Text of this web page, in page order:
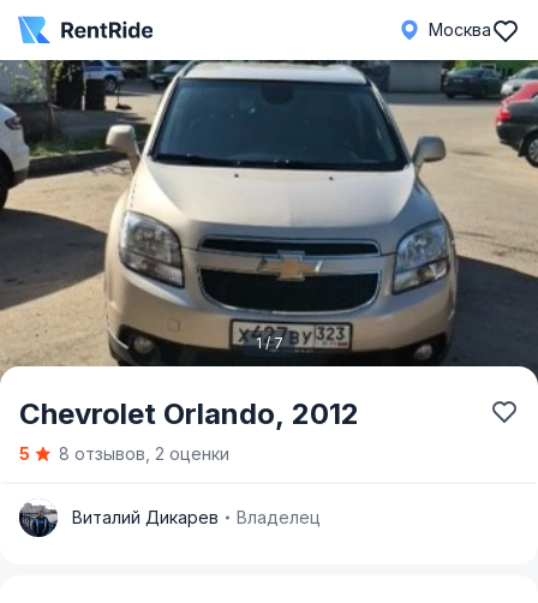
Москва
Item
1 / 7
Chevrolet Orlando, 2012
5 8 отзывов, 2 оценки
В Виталий Дикарев Владелец